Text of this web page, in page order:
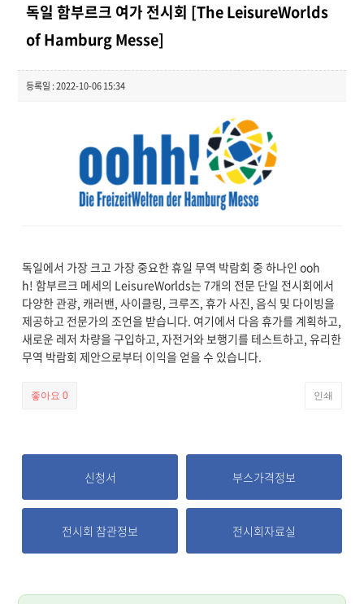
독일 함부르크 여가 전시회 [The LeisureWorlds
of Hamburg Messe]
등록일 : 2022-10-06 15:34
독일에서 가장 크고 가장 중요한 휴일 무역 박람회 중 하나인ooh
h! 함부르크 메세의 LeisureWorlds는 7개의 전문 단일 전시회에서
다양한 관광, 캐러밴, 사이클링, 크루즈, 휴가 사진, 음식 및 다이빙을
제공하고 전문가의 조언을 받습니다. 여기에서 다음 휴가를 계획하고,
새로운 레저 차량을 구입하고, 자전거와 보행기를 테스트하고, 유리한
무역 박람회 제안으로부터 이익을 얻을 수 있습니다.
좋아요0 인쇄
신청서 부스가격정보
전시회 참관정보 전시회자료실